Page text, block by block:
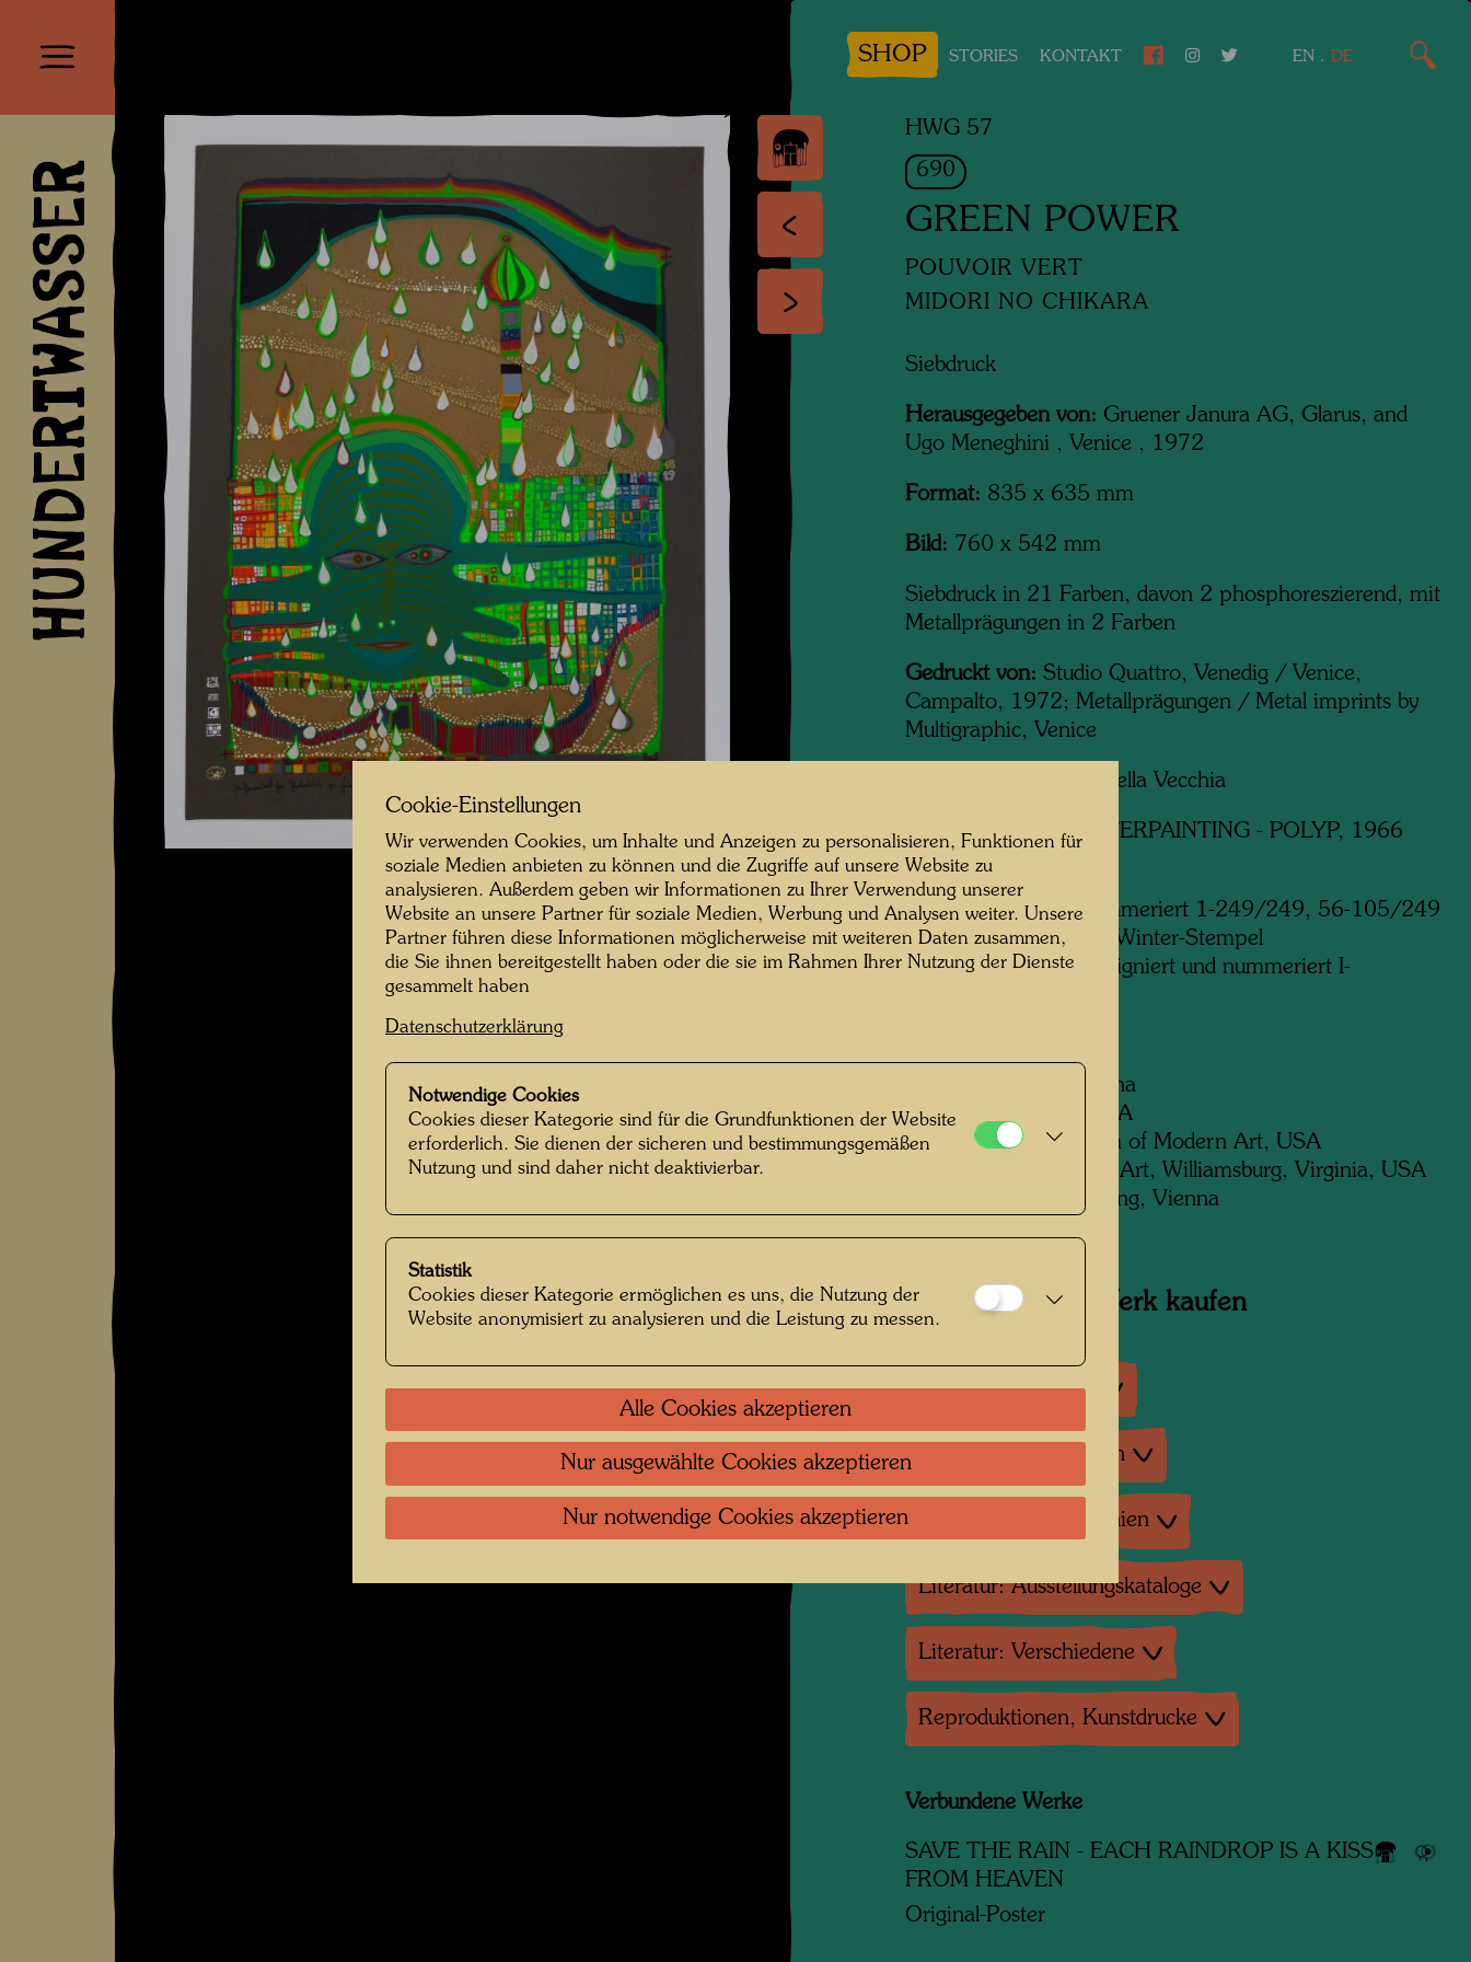
HUNDERTWASSER
SHOP STORIES KONTAKT EN . DE
© Courtesy Collection JOMA
HWG 57
690
GREEN POWER
POUVOIR VERT
MIDORI NO CHIKARA
Siebdruck
Herausgegeben von: Gruener Janura AG, Glarus, and
Ugo Meneghini , Venice , 1972
Format: 835 x 635 mm
Bild: 760 x 542 mm
Siebdruck in 21 Farben, davon 2 phosphoreszierend, mit
Metallprägungen in 2 Farben
Gedruckt von: Studio Quattro, Venedig / Venice,
Campalto, 1972; Metallprägungen / Metal imprints by
Multigraphic, Venice
Alberto della Vecchia
Nach Werk625 WINTERPAINTING - POLYP, 1966
Auflage:
249, signiert und nummeriert 1-249/249, 56-105/249
davon 50 mit grünem Winter-Stempel
XXXVI Probedrucke, signiert und nummeriert I-
Sammlung:
KunstHausWien, Vienna
Private collection JOMA
San Francisco Museum of Modern Art, USA
Muscarelle Museum of Art, Williamsburg, Virginia, USA
Peter Infeld Privatstiftung, Vienna
Objekt zum Werk kaufen
Einzelausstellungen
Gruppenausstellungen
Literatur: Monographien
Literatur: Ausstellungskataloge
Literatur: Verschiedene
Reproduktionen, Kunstdrucke
Verbundene Werke
SAVE THE RAIN - EACH RAINDROP IS A KISS
FROM HEAVEN
Original-Poster
Cookie-Einstellungen
Wir verwenden Cookies, um Inhalte und Anzeigen zu personalisieren, Funktionen für
soziale Medien anbieten zu können und die Zugriffe auf unsere Website zu
analysieren. Außerdem geben wir Informationen zu Ihrer Verwendung unserer
Website an unsere Partner für soziale Medien, Werbung und Analysen weiter. Unsere
Partner führen diese Informationen möglicherweise mit weiteren Daten zusammen,
die Sie ihnen bereitgestellt haben oder die sie im Rahmen Ihrer Nutzung der Dienste
gesammelt haben
Datenschutzerklärung
Notwendige Cookies
Cookies dieser Kategorie sind für die Grundfunktionen der Website
erforderlich. Sie dienen der sicheren und bestimmungsgemäßen
Nutzung und sind daher nicht deaktivierbar.
Statistik
Cookies dieser Kategorie ermöglichen es uns, die Nutzung der
Website anonymisiert zu analysieren und die Leistung zu messen.
Alle Cookies akzeptieren
Nur ausgewählte Cookies akzeptieren
Nur notwendige Cookies akzeptieren